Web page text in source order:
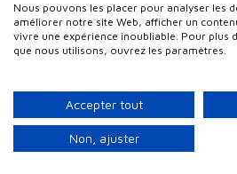
Politique de
Plan du site
Nous pouvons les placer pour analyser les
améliorer notre site Web, afficher un
vivre une expérience inoubliable. Pour plus
que nous utilisons, ouvrez les paramètres.
Accepter tout
Non, ajuster